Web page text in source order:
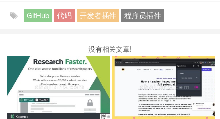
GitHub 代码 开发者插件 程序员插件
没有相关文章!